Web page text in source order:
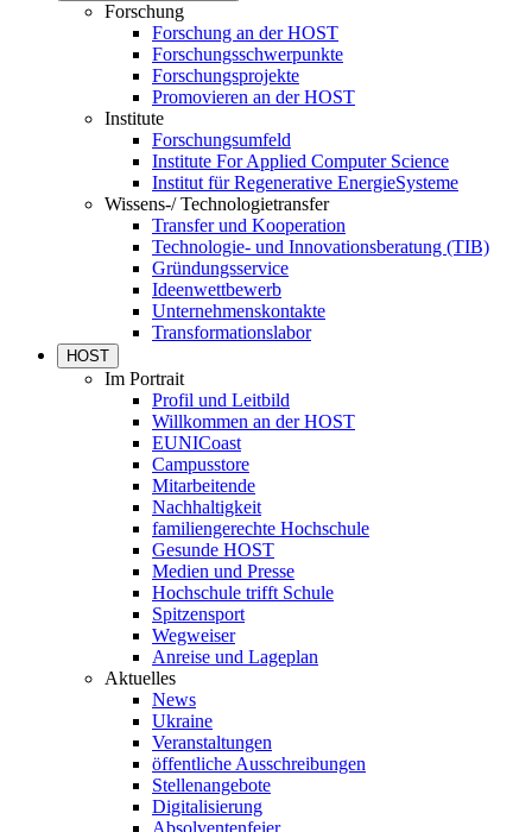
Forschung
Forschung an der HOST
Forschungsschwerpunkte
Forschungsprojekte
Promovieren an der HOST
Institute
Forschungsumfeld
Institute For Applied Computer Science
Institut für Regenerative EnergieSysteme
Wissens-/ Technologietransfer
Transfer und Kooperation
Technologie- und Innovationsberatung (TIB)
Gründungsservice
Ideenwettbewerb
Unternehmenskontakte
Transformationslabor
HOST
Im Portrait
Profil und Leitbild
Willkommen an der HOST
EUNICoast
Campusstore
Mitarbeitende
Nachhaltigkeit
familiengerechte Hochschule
Gesunde HOST
Medien und Presse
Hochschule trifft Schule
Spitzensport
Wegweiser
Anreise und Lageplan
Aktuelles
News
Ukraine
Veranstaltungen
öffentliche Ausschreibungen
Stellenangebote
Digitalisierung